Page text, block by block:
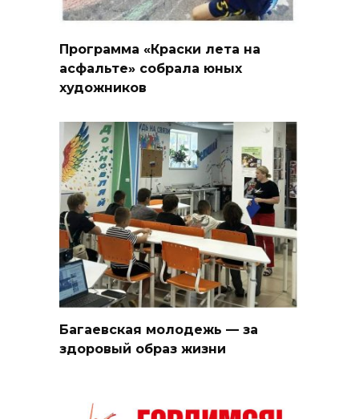
Программа «Краски лета на
асфальте» собрала юных
художников
Багаевская молодежь — за
здоровый образ жизни